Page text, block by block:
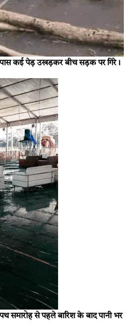
कई पेड़ उखड़कर बीच सड़क पर गिरे।
समारोह से पहले बारिश के बाद पानी भर